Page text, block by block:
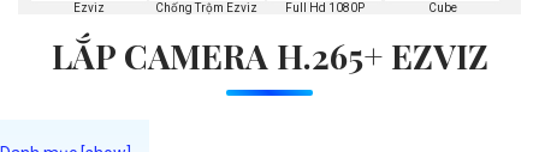
Ezviz Chống Trộm Ezviz Full Hd 1080P Cube
LẮP CAMERA H.265+ EZVIZ